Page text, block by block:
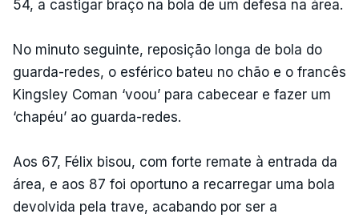
54, a castigar braço na bola de um defesa na área.
No minuto seguinte, reposição longa de bola do
guarda-redes, o esférico bateu no chão e o francês
Kingsley Coman ‘voou’ para cabecear e fazer um
‘chapéu’ ao guarda-redes.
Aos 67, Félix bisou, com forte remate à entrada da
área, e aos 87 foi oportuno a recarregar uma bola
devolvida pela trave, acabando por ser a